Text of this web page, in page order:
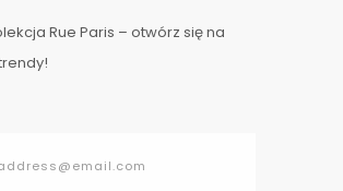
Rue Paris – otwórz się na